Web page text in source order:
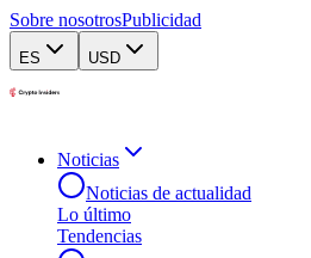
Sobre nosotrosPublicidad
ES USD
Noticias
Noticias de actualidad
Lo último
Tendencias